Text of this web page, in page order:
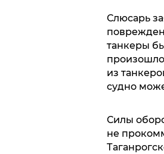
Слюсарь
танкеры
из
судно
Силы
не